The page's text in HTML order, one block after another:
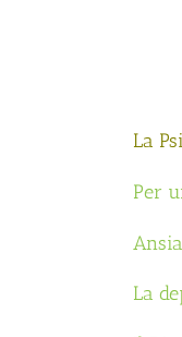
La
Per
Ansia
La